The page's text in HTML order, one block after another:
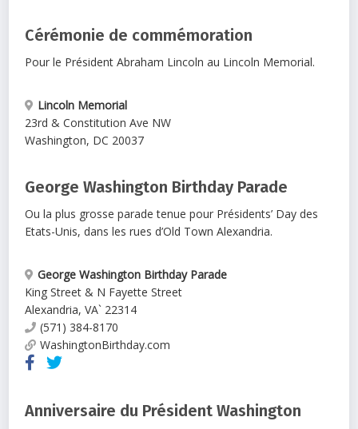
Cérémonie de commémoration
Pour le Président Abraham Lincoln au Lincoln Memorial.
Lincoln Memorial
23rd & Constitution Ave NW
Washington, DC 20037
George Washington Birthday Parade
Ou la plus grosse parade tenue pour Présidents’ Day des
Etats-Unis, dans les rues d’Old Town Alexandria.
George Washington Birthday Parade
King Street & N Fayette Street
Alexandria, VA` 22314
(571) 384-8170
WashingtonBirthday.com
Anniversaire du Président Washington